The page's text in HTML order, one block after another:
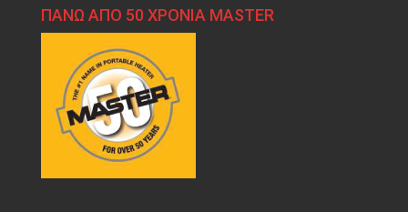
ΠΑΝΩ ΑΠΟ 50 ΧΡΟΝΙΑ MASTER